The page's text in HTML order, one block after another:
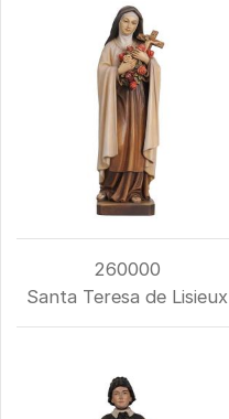
260000
Santa Teresa de Lisieux